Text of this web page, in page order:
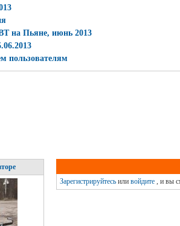
на Пьяне, июнь 2013
пользователям
Зарегистрируйтесьили войдите, и вы